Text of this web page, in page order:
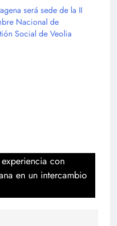
será sede de la II
Nacional de
Social de Veolia
con
en un intercambio